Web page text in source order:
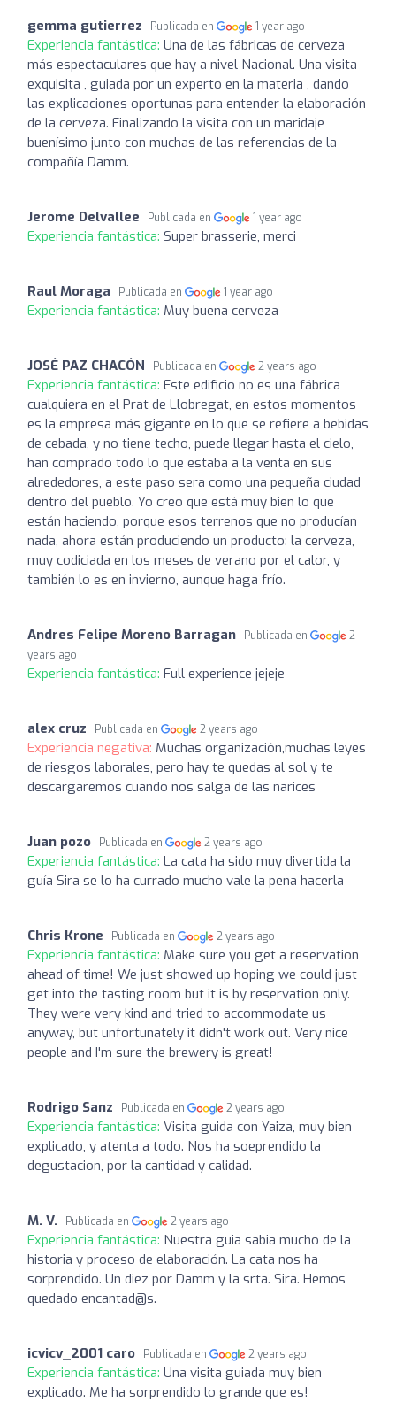
gemma gutierrez Publicada en 1 year ago
Experiencia fantástica: Una de las fábricas de cerveza
más espectaculares que hay a nivel Nacional. Una visita
exquisita , guiada por un experto en la materia , dando
las explicaciones oportunas para entender la elaboración
de la cerveza. Finalizando la visita con un maridaje
buenísimo junto con muchas de las referencias de la
compañía Damm.
Jerome Delvallee Publicada en 1 year ago
Experiencia fantástica: Super brasserie, merci
Raul Moraga Publicada en 1 year ago
Experiencia fantástica: Muy buena cerveza
JOSÉ PAZ CHACÓN Publicada en 2 years ago
Experiencia fantástica: Este edificio no es una fábrica
cualquiera en el Prat de Llobregat, en estos momentos
es la empresa más gigante en lo que se refiere a bebidas
de cebada, y no tiene techo, puede llegar hasta el cielo,
han comprado todo lo que estaba a la venta en sus
alrededores, a este paso sera como una pequeña ciudad
dentro del pueblo. Yo creo que está muy bien lo que
están haciendo, porque esos terrenos que no producían
nada, ahora están produciendo un producto: la cerveza,
muy codiciada en los meses de verano por el calor, y
también lo es en invierno, aunque haga frío.
Andres Felipe Moreno Barragan Publicada en
2
years ago
Experiencia fantástica: Full experience jejeje
alex cruz Publicada en 2 years ago
Experiencia negativa: Muchas organización,muchas leyes
de riesgos laborales, pero hay te quedas al sol y te
descargaremos cuando nos salga de las narices
Juan pozo Publicada en 2 years ago
Experiencia fantástica: La cata ha sido muy divertida la
guía Sira se lo ha currado mucho vale la pena hacerla
Chris Krone Publicada en 2 years ago
Experiencia fantástica: Make sure you get a reservation
ahead of time! We just showed up hoping we could just
get into the tasting room but it is by reservation only.
They were very kind and tried to accommodate us
anyway, but unfortunately it didn't work out. Very nice
people and I'm sure the brewery is great!
Rodrigo Sanz Publicada en 2 years ago
Experiencia fantástica: Visita guida con Yaiza, muy bien
explicado, y atenta a todo. Nos ha soeprendido la
degustacion, por la cantidad y calidad.
M. V. Publicada en 2 years ago
Experiencia fantástica: Nuestra guia sabia mucho de la
historia y proceso de elaboración. La cata nos ha
sorprendido. Un diez por Damm y la srta. Sira. Hemos
quedado encantad@s.
icvicv_2001 caro Publicada en 2 years ago
Experiencia fantástica: Una visita guiada muy bien
explicado. Me ha sorprendido lo grande que es!